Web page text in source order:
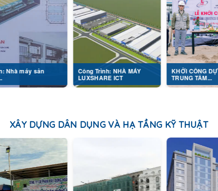
sản Công Trình: NHÀ MÁY
LUXSHARE ICT
KHỞI CÔNG DỰ ÁN
TRUNG TÂM...
XÂY DỰNG DÂN DỤNG VÀ HẠ TẦNG KỸ THUẬT